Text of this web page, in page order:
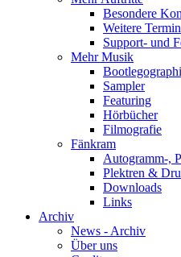
Besondere
Weitere
Support- und
Mehr Musik
Sampler
Featuring
Hörbücher
Filmografie
Fänkram
Autogramm-,
Plektren &
Downloads
Links
Archiv
News - Archiv
Über uns